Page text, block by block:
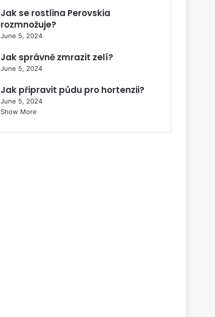
Jak se rostlina Perovskia
rozmnožuje?
June 5, 2024
Jak správně zmrazit zelí?
June 5, 2024
Jak připravit půdu pro hortenzii?
June 5, 2024
Show More